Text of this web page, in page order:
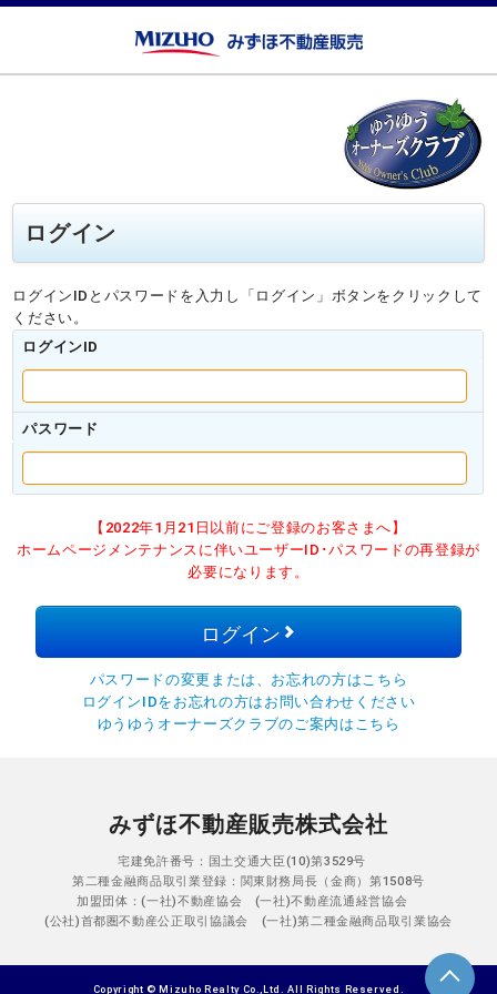
ログイン
ログインIDとパスワードを入力し「ログイン」ボタンをクリックして
ください。
ログインID
パスワード
【2022年1月21日以前にご登録のお客さまへ】
ホームページメンテナンスに伴いユーザーID･パスワードの再登録が
必要になります。
ログイン
パスワードの変更または、お忘れの方はこちら
ログインIDをお忘れの方はお問い合わせください
ゆうゆうオーナーズクラブのご案内はこちら
みずほ不動産販売株式会社
宅建免許番号：国土交通大臣(10)第3529号
第二種金融商品取引業登録：関東財務局長（金商）第1508号
加盟団体：(一社)不動産協会 (一社)不動産流通経営協会
(公社)首都圏不動産公正取引協議会 (一社)第二種金融商品取引業協会
Copyright © Mizuho Realty Co.,Ltd. All Rights Reserved.